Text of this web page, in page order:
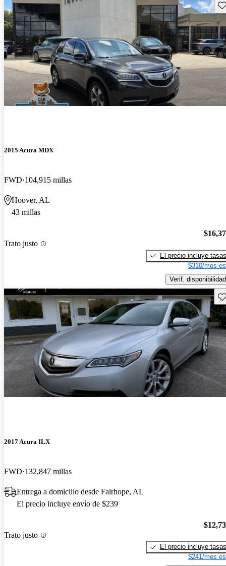
2015 Acura MDX
FWD 104,915 millas
Hoover, AL
43 millas
Trato justo
El precio incluye tasas
$310/mes
Verif. disponibilidad
2017 Acura ILX
FWD 132,847 millas
Entrega a domicilio desde Fairhope, AL
El precio incluye envío de $239
Trato justo
El precio incluye tasas
$241/mes